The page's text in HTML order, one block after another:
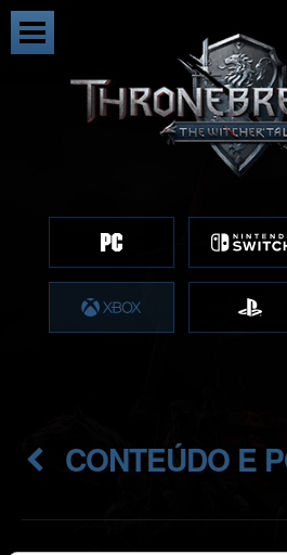
CONTEÚDO E